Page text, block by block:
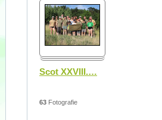
Scot XXVIII.…
63 Fotografie